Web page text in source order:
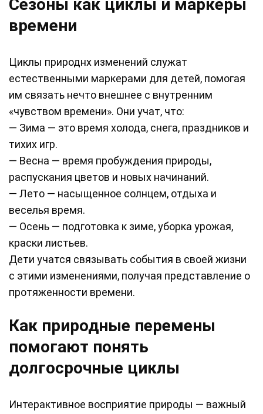
Сезоны как циклы и маркеры
времени
Циклы природнх изменений служат
естественными маркерами для детей, помогая
им связать нечто внешнее с внутренним
«чувством времени». Они учат, что:
— Зима — это время холода, снега, праздников и
тихих игр.
— Весна — время пробуждения природы,
распускания цветов и новых начинаний.
— Лето — насыщенное солнцем, отдыха и
веселья время.
— Осень — подготовка к зиме, уборка урожая,
краски листьев.
Дети учатся связывать события в своей жизни
с этими изменениями, получая представление о
протяженности времени.
Как природные перемены
помогают понять
долгосрочные циклы
Интерактивное восприятие природы — важный